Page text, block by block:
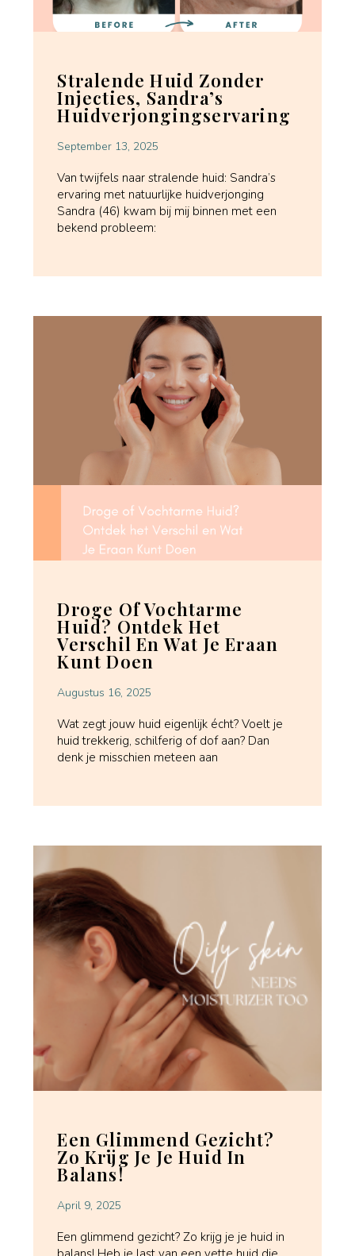
Stralende Huid Zonder
Injecties, Sandra’s
Huidverjongingservaring
September 13, 2025
Van twijfels naar stralende huid: Sandra’s
ervaring met natuurlijke huidverjonging
Sandra (46) kwam bij mij binnen met een
bekend probleem:
Droge Of Vochtarme
Huid? Ontdek Het
Verschil En Wat Je Eraan
Kunt Doen
Augustus 16, 2025
Wat zegt jouw huid eigenlijk écht? Voelt je
huid trekkerig, schilferig of dof aan? Dan
denk je misschien meteen aan
Een Glimmend Gezicht?
Zo Krijg Je Je Huid In
Balans!
April 9, 2025
Een glimmend gezicht? Zo krijg je je huid in